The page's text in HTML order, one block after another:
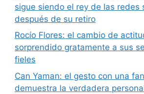
sigue siendo el rey de las redes
después de su retiro
Rocío Flores: el cambio de
sorprendido gratamente a sus
fieles
Can Yaman: el gesto con una
demuestra la verdadera